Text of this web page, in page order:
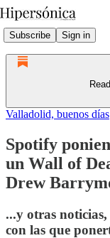
Subscribe Sign in
Valladolid, buenos días
Spotify
un Wall of
Drew
...y otras noticias,
con las que